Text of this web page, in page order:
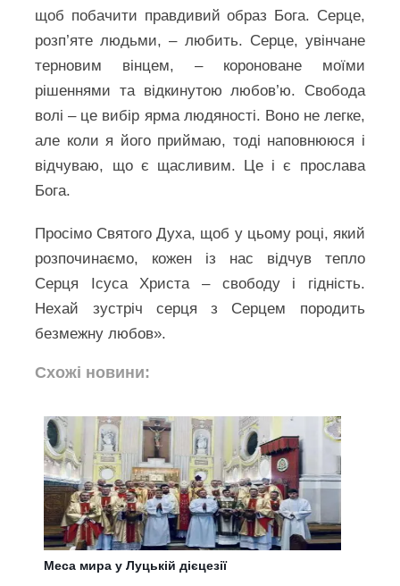
щоб побачити правдивий образ Бога. Серце,
розп’яте людьми, – любить. Серце, увінчане
терновим вінцем, – короноване моїми
рішеннями та відкинутою любов’ю. Свобода
волі – це вибір ярма людяності. Воно не легке,
але коли я його приймаю, тоді наповнююся і
відчуваю, що є щасливим. Це і є прослава
Бога.
Просімо Святого Духа, щоб у цьому році, який
розпочинаємо, кожен із нас відчув тепло
Серця Ісуса Христа – свободу і гідність.
Нехай зустріч серця з Серцем породить
безмежну любов».
Схожі новини:
Меса мира у Луцькій дієцезії